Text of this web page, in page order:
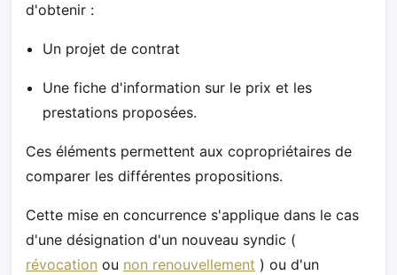
d'obtenir :
Un projet de contrat
Une fiche d'information sur le prix et les
prestations proposées.
Ces éléments permettent aux copropriétaires de
comparer les différentes propositions.
Cette mise en concurrence s'applique dans le cas
d'une désignation d'un nouveau syndic (
révocation ou non renouvellement ) ou d'un